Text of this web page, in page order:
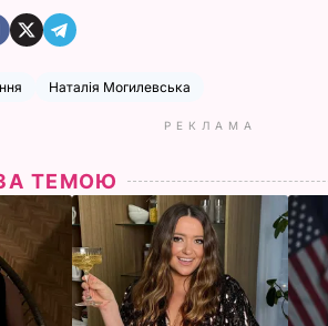
Наталія Могилевська
РЕКЛАМА
ТЕМОЮ